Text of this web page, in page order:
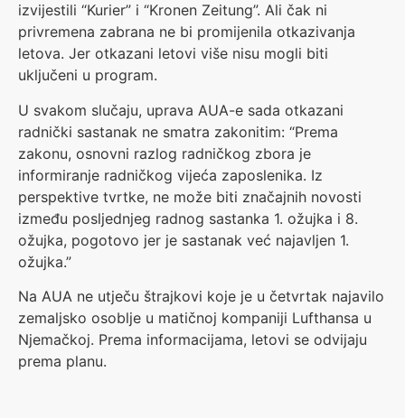
izvijestili “Kurier” i “Kronen Zeitung”. Ali čak ni
privremena zabrana ne bi promijenila otkazivanja
letova. Jer otkazani letovi više nisu mogli biti
uključeni u program.
U svakom slučaju, uprava AUA-e sada otkazani
radnički sastanak ne smatra zakonitim: “Prema
zakonu, osnovni razlog radničkog zbora je
informiranje radničkog vijeća zaposlenika. Iz
perspektive tvrtke, ne može biti značajnih novosti
između posljednjeg radnog sastanka 1. ožujka i 8.
ožujka, pogotovo jer je sastanak već najavljen 1.
ožujka.”
Na AUA ne utječu štrajkovi koje je u četvrtak najavilo
zemaljsko osoblje u matičnoj kompaniji Lufthansa u
Njemačkoj. Prema informacijama, letovi se odvijaju
prema planu.